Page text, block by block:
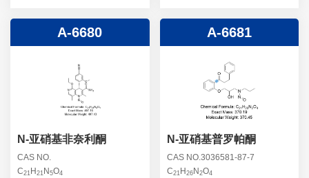
A-6680
N-亚硝基非奈利酮
CAS NO.
C21 H 21 N 5O4
A-6681
N-亚硝基普罗帕酮
CAS NO.3036581-87-7
C21 H 26N 2O4